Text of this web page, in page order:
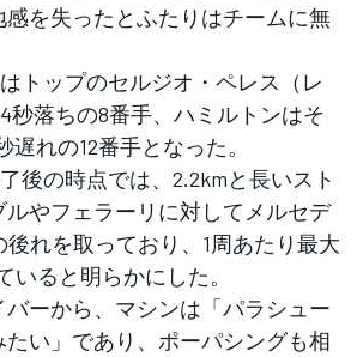
を失ったとふたりはチームに無
トップのセルジオ・ペレス（レ
秒落ちの8番手、ハミルトンはそ
遅れの12番手となった。
後の時点では、 2.2kmと長いスト
ルやフェラーリに対してメルセデ
後れを取っており、1周あたり最大
いると明らかにした。
ーから、マシンは「パラシュー
たい」であり、ポーパシングも相